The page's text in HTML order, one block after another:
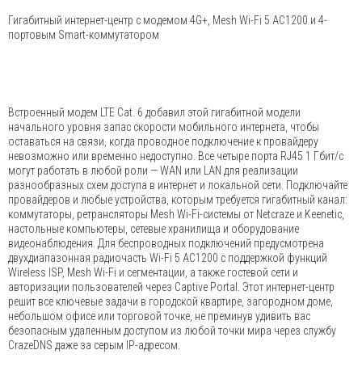
Гигабитный интернет-центр с модемом 4G+, Mesh Wi-Fi 5 AC1200 и 4-
портовым Smart-коммутатором
Встроенный модем LTE Cat. 6 добавил этой гигабитной модели
начального уровня запас скорости мобильного интернета, чтобы
оставаться на связи, когда проводное подключение к провайдеру
невозможно или временно недоступно. Все четыре порта RJ45 1 Гбит/c
могут работать в любой роли — WAN или LAN для реализации
разнообразных схем доступа в интернет и локальной сети. Подключайте
провайдеров и любые устройства, которым требуется гигабитный канал:
коммутаторы, ретрансляторы Mesh Wi-Fi-системы от Netcraze и Keenetic,
настольные компьютеры, сетевые хранилища и оборудование
видеонаблюдения. Для беспроводных подключений предусмотрена
двухдиапазонная радиочасть Wi-Fi 5 AC1200 с поддержкой функций
Wireless ISP, Mesh Wi-Fi и сегментации, а также гостевой сети и
авторизации пользователей через Captive Portal. Этот интернет-центр
решит все ключевые задачи в городской квартире, загородном доме,
небольшом офисе или торговой точке, не преминув удивить вас
безопасным удаленным доступом из любой точки мира через службу
CrazeDNS даже за серым IP-адресом.